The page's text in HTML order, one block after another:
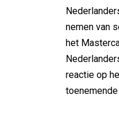
nemen van
het
reactie op